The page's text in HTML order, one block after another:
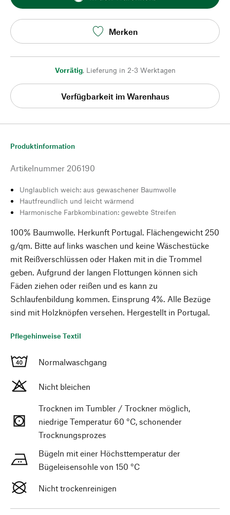
Merken
Vorrätig, Lieferung in 2-3 Werktagen
Verfügbarkeit im Warenhaus
Produktinformation
Artikelnummer 206190
Unglaublich weich: aus gewaschener Baumwolle
Hautfreundlich und leicht wärmend
Harmonische Farbkombination: gewebte Streifen
100% Baumwolle. Herkunft Portugal. Flächengewicht 250
g/qm. Bitte auf links waschen und keine Wäschestücke
mit Reißverschlüssen oder Haken mit in die Trommel
geben. Aufgrund der langen Flottungen können sich
Fäden ziehen oder reißen und es kann zu
Schlaufenbildung kommen. Einsprung 4%. Alle Bezüge
sind mit Holzknöpfen versehen. Hergestellt in Portugal.
Pflegehinweise Textil
Normalwaschgang
Nicht bleichen
Trocknen im Tumbler / Trockner möglich,
niedrige Temperatur 60 °C, schonender
Trocknungsprozes
Bügeln mit einer Höchsttemperatur der
Bügeleisensohle von 150 °C
Nicht trockenreinigen